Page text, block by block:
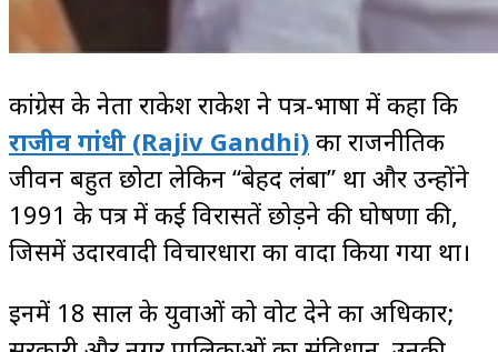
कांग्रेस के नेता राकेश राकेश ने पत्र-भाषा में कहा कि
राजीव गांधी (Rajiv Gandhi) का राजनीतिक
जीवन बहुत छोटा लेकिन “बेहद लंबा” था और उन्होंने
1991 के पत्र में कई विरासतें छोड़ने की घोषणा की,
जिसमें उदारवादी विचारधारा का वादा किया गया था।
इनमें 18 साल के युवाओं को वोट देने का अधिकार;